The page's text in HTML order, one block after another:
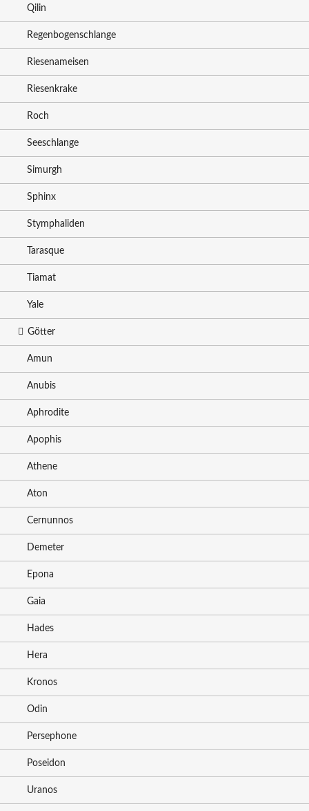
Qilin
Regenbogenschlange
Riesenameisen
Riesenkrake
Roch
Seeschlange
Simurgh
Sphinx
Stymphaliden
Tarasque
Tiamat
Yale
Götter
Amun
Anubis
Aphrodite
Apophis
Athene
Aton
Cernunnos
Demeter
Epona
Gaia
Hades
Hera
Kronos
Odin
Persephone
Poseidon
Uranos